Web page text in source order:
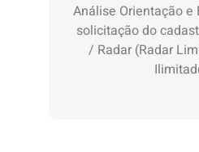
Análise Orientação e
solicitação do
/ Radar (Radar